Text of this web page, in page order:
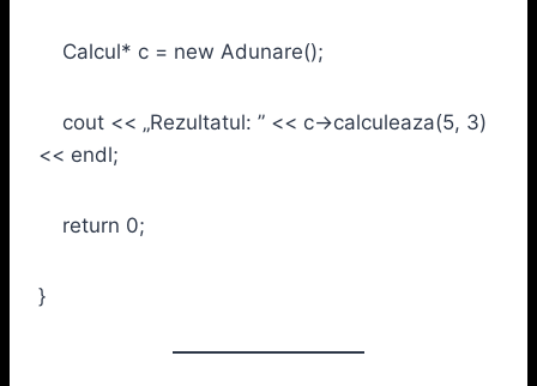
Calcul* c = new Adunare();
cout << „Rezultatul: ” << c->calculeaza(5, 3)
<< endl;
return 0;
}